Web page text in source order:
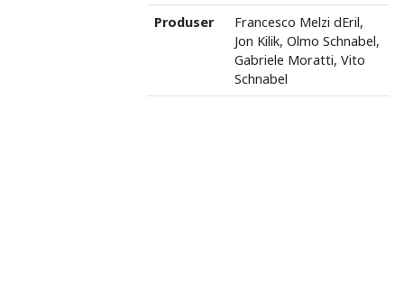
Produser
Francesco Melzi dEril,
Jon Kilik, Olmo Schnabel,
Gabriele Moratti, Vito
Schnabel